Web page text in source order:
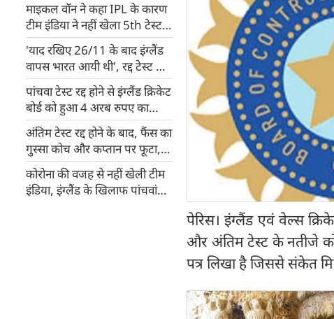
माइकल वॉन ने कहा IPL के कारण
टीम इंडिया ने नहीं खेला 5th टेस्ट,
फैंस ने किया ट्रोल, आकाश चोपड़ा
ने दिया यह जवाब
'याद रखिए 26/11 के बाद इंग्लैंड
वापस भारत आयी थी', रद्द टेस्ट के
बाद गावस्कर ने दिया बयान
पांचवा टेस्ट रद्द होने से इंग्लैंड क्रिकेट
बोर्ड को हुआ 4 अरब रुपए का
नुकसान, गांगुली करेंगे दौरा
अंतिम टेस्ट रद्द होने के बाद, फैंस का
गुस्सा कोच और कप्तान पर फूटा,
बोर्ड भी नहीं देगा कोई सजा
कोरोना की वजह से नहीं खेली टीम
इंडिया, इंग्लैंड के खिलाफ पांचवां
पेरिस। इंग्लैंड एवं वेल्स
और अंतिम टेस्ट के नतीजे को
पत्र लिखा है जिससे संकेत